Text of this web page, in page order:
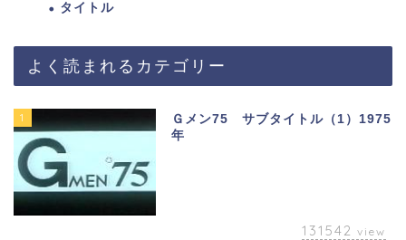
タイトル
よく読まれるカテゴリー
1
Ｇメン75 サブタイトル（1）1975
年
131542 view